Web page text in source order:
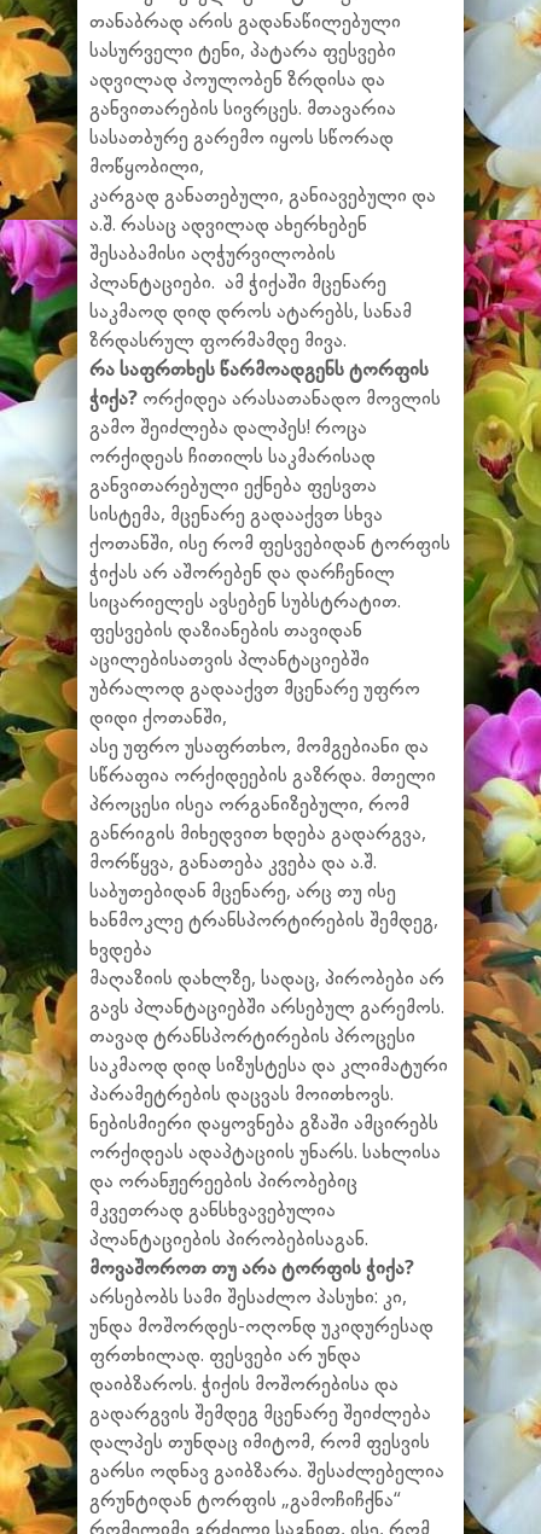
თანაბრად არის გადანაწილებული
სასურველი ტენი, პატარა ფესვები
ადვილად პოულობენ ზრდისა და
განვითარების სივრცეს. მთავარია
სასათბურე გარემო იყოს სწორად
მოწყობილი,
კარგად განათებული, განიავებული და
ა.შ. რასაც ადვილად ახერხებენ
შესაბამისი აღჭურვილობის
პლანტაციები. ამ ჭიქაში მცენარე
საკმაოდ დიდ დროს ატარებს, სანამ
ზრდასრულ ფორმამდე მივა.
რა საფრთხეს წარმოადგენს ტორფის
ჭიქა? ორქიდეა არასათანადო მოვლის
გამო შეიძლება დალპეს! როცა
ორქიდეას ჩითილს საკმარისად
განვითარებული ექნება ფესვთა
სისტემა, მცენარე გადააქვთ სხვა
ქოთანში, ისე რომ ფესვებიდან ტორფის
ჭიქას არ აშორებენ და დარჩენილ
სიცარიელეს ავსებენ სუბსტრატით.
ფესვების დაზიანების თავიდან
აცილებისათვის პლანტაციებში
უბრალოდ გადააქვთ მცენარე უფრო
დიდი ქოთანში,
ასე უფრო უსაფრთხო, მომგებიანი და
სწრაფია ორქიდეების გაზრდა. მთელი
პროცესი ისეა ორგანიზებული, რომ
განრიგის მიხედვით ხდება გადარგვა,
მორწყვა, განათება კვება და ა.შ.
საბუთებიდან მცენარე, არც თუ ისე
ხანმოკლე ტრანსპორტირების შემდეგ,
ხვდება
მაღაზიის დახლზე, სადაც, პირობები არ
გავს პლანტაციებში არსებულ გარემოს.
თავად ტრანსპორტირების პროცესი
საკმაოდ დიდ სიზუსტესა და კლიმატური
პარამეტრების დაცვას მოითხოვს.
ნებისმიერი დაყოვნება გზაში ამცირებს
ორქიდეას ადაპტაციის უნარს. სახლისა
და ორანჟერეების პირობებიც
მკვეთრად განსხვავებულია
პლანტაციების პირობებისაგან.
მოვაშოროთ თუ არა ტორფის ჭიქა?
არსებობს სამი შესაძლო პასუხი: კი,
უნდა მოშორდეს-ოღონდ უკიდურესად
ფრთხილად. ფესვები არ უნდა
დაიბზაროს. ჭიქის მოშორებისა და
გადარგვის შემდეგ მცენარე შეიძლება
დალპეს თუნდაც იმიტომ, რომ ფესვის
გარსი ოდნავ გაიბზარა. შესაძლებელია
გრუნტიდან ტორფის „გამოჩიჩქნა“
რომელიმე გრძელი საგნით, ისე, რომ